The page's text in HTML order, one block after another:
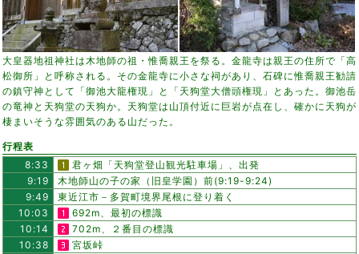
大皇器地祖神社は木地師の祖・惟喬親王を祭る。金龍寺は親王の住所で「高
松御所」と呼称される。その金龍寺に小さな祠があり、石碑に惟喬親王勧請
の鎮守神として「御池大龍権現」と「天狗堂大僧頭権現」とあった。御池岳
の竜神と天狗堂の天狗か。天狗堂は山頂付近に巨岩が点在し、確かに天狗が
棲まいそうな雰囲気のある山だった。
行程表
8:33
君ヶ畑「天狗堂登山観光駐車場」、出発
9:19
木地師山の子の家（旧皇学園）前(9:19-9:24)
9:49
東近江市－多賀町境界尾根に登り着く
10:03
692m、最初の標識
10:14
702m、２番目の標識
10:38
宮坂峠